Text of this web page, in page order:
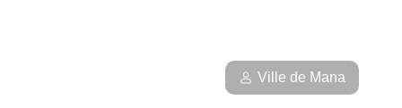
Ville de Mana